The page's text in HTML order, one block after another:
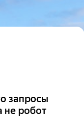
запросы
не робот